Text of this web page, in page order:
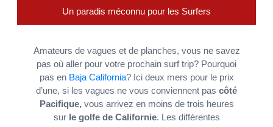
Un paradis méconnu pour les Surfers
Amateurs de vagues et de planches, vous ne savez
pas où aller pour votre prochain surf trip? Pourquoi
pas en Baja California? Ici deux mers pour le prix
d’une, si les vagues ne vous conviennent pas côté
Pacifique,vous arrivez en moins de trois heures
sur le golfe de Californie. Les différentes